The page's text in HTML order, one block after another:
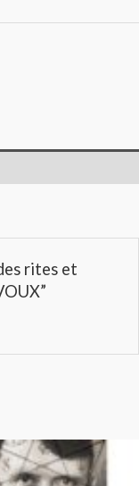
rites et